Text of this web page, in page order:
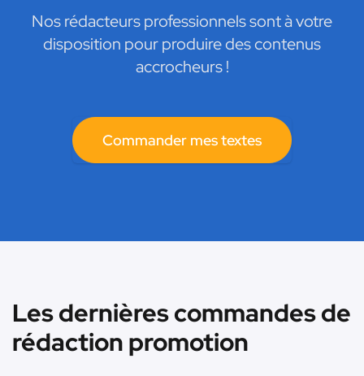
Nos rédacteurs professionnels sont à votre
disposition pour produire des contenus
accrocheurs !
Commander mes textes
Les dernières commandes de
rédaction promotion